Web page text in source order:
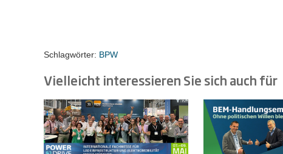
Schlagwörter: BPW
Vielleicht interessieren Sie sich auch für